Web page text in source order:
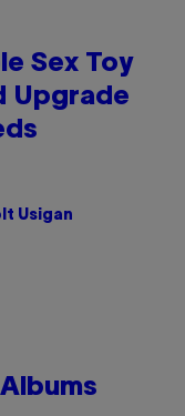
Sex Toy
Upgrade
Usigan